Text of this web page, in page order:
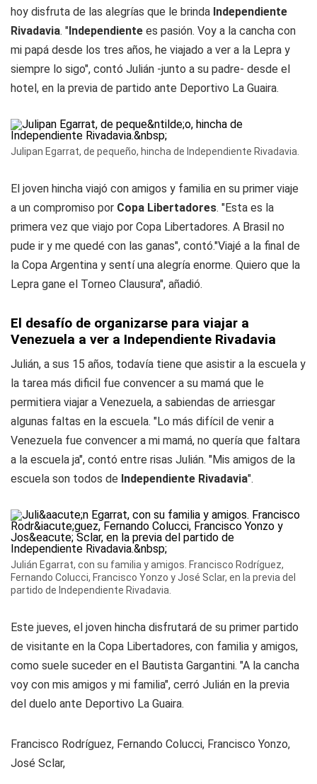
hoy disfruta de las alegrías que le brinda Independiente
Rivadavia. "Independiente es pasión. Voy a la cancha con
mi papá desde los tres años, he viajado a ver a la Lepra y
siempre lo sigo", contó Julián -junto a su padre- desde el
hotel, en la previa de partido ante Deportivo La Guaira.
Julipan Egarrat, de pequeño, hincha de Independiente Rivadavia.
El joven hincha viajó con amigos y familia en su primer viaje
a un compromiso por Copa Libertadores. "Esta es la
primera vez que viajo por Copa Libertadores. A Brasil no
pude ir y me quedé con las ganas", contó."Viajé a la final de
la Copa Argentina y sentí una alegría enorme. Quiero que la
Lepra gane el Torneo Clausura", añadió.
El desafío de organizarse para viajar a
Venezuela a ver a Independiente Rivadavia
Julián, a sus 15 años, todavía tiene que asistir a la escuela y
la tarea más dificil fue convencer a su mamá que le
permitiera viajar a Venezuela, a sabiendas de arriesgar
algunas faltas en la escuela. "Lo más difícil de venir a
Venezuela fue convencer a mi mamá, no quería que faltara
a la escuela ja", contó entre risas Julián. "Mis amigos de la
escuela son todos de Independiente Rivadavia".
Julián Egarrat, con su familia y amigos. Francisco Rodríguez,
Fernando Colucci, Francisco Yonzo y José Sclar, en la previa del
partido de Independiente Rivadavia.
Este jueves, el joven hincha disfrutará de su primer partido
de visitante en la Copa Libertadores, con familia y amigos,
como suele suceder en el Bautista Gargantini. "A la cancha
voy con mis amigos y mi familia", cerró Julián en la previa
del duelo ante Deportivo La Guaira.
Francisco Rodríguez, Fernando Colucci, Francisco Yonzo,
José Sclar,